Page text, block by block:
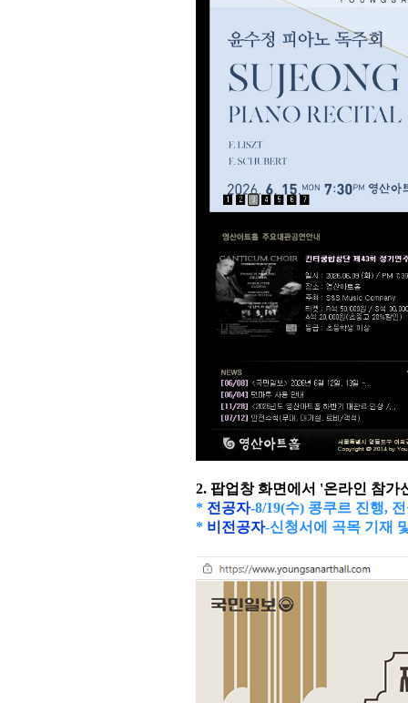
2. 팝업창 화면에서 '온라인 참
* 전공자-8/19(수) 콩쿠르 진행,
* 비전공자-신청서에 곡목 기재